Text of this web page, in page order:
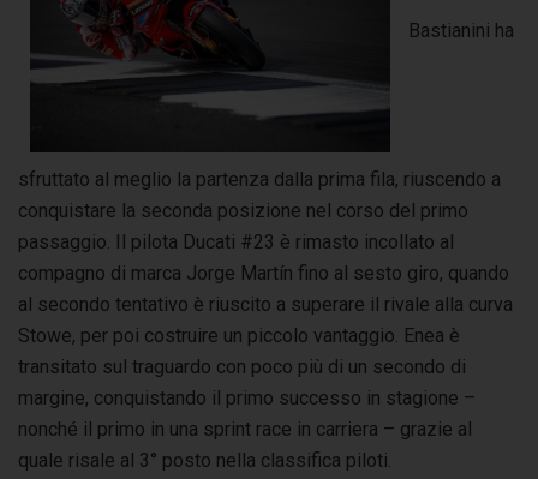
Bastianini ha
sfruttato al meglio la partenza dalla prima fila, riuscendo a
conquistare la seconda posizione nel corso del primo
passaggio. Il pilota Ducati #23 è rimasto incollato al
compagno di marca Jorge Martín fino al sesto giro, quando
al secondo tentativo è riuscito a superare il rivale alla curva
Stowe, per poi costruire un piccolo vantaggio. Enea è
transitato sul traguardo con poco più di un secondo di
margine, conquistando il primo successo in stagione –
nonché il primo in una sprint race in carriera – grazie al
quale risale al 3° posto nella classifica piloti.